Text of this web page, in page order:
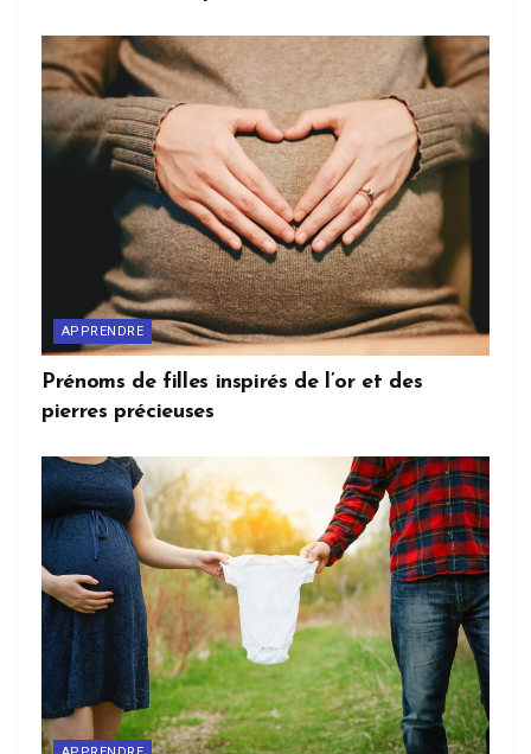
APPRENDRE
Prénoms de filles inspirés de l’or et des
pierres précieuses